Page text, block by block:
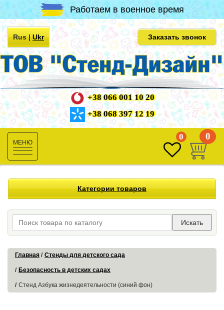
Работаем в военное время
Rus|Ukr Заказать звонок
+38 066 001 10 20
+38 068 397 12 19
Toggle
navigation
0 0
Категории товаров
Искать
Главная Стенды для детского сада
Безопасность в детских садах
Стенд Азбука жизнедеятельности (синий фон)